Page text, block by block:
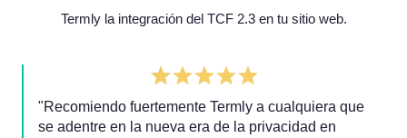
Termly la integración del TCF 2.3 en tu sitio web.
"Recomiendo fuertemente Termly a cualquiera que
se adentre en la nueva era de la privacidad en